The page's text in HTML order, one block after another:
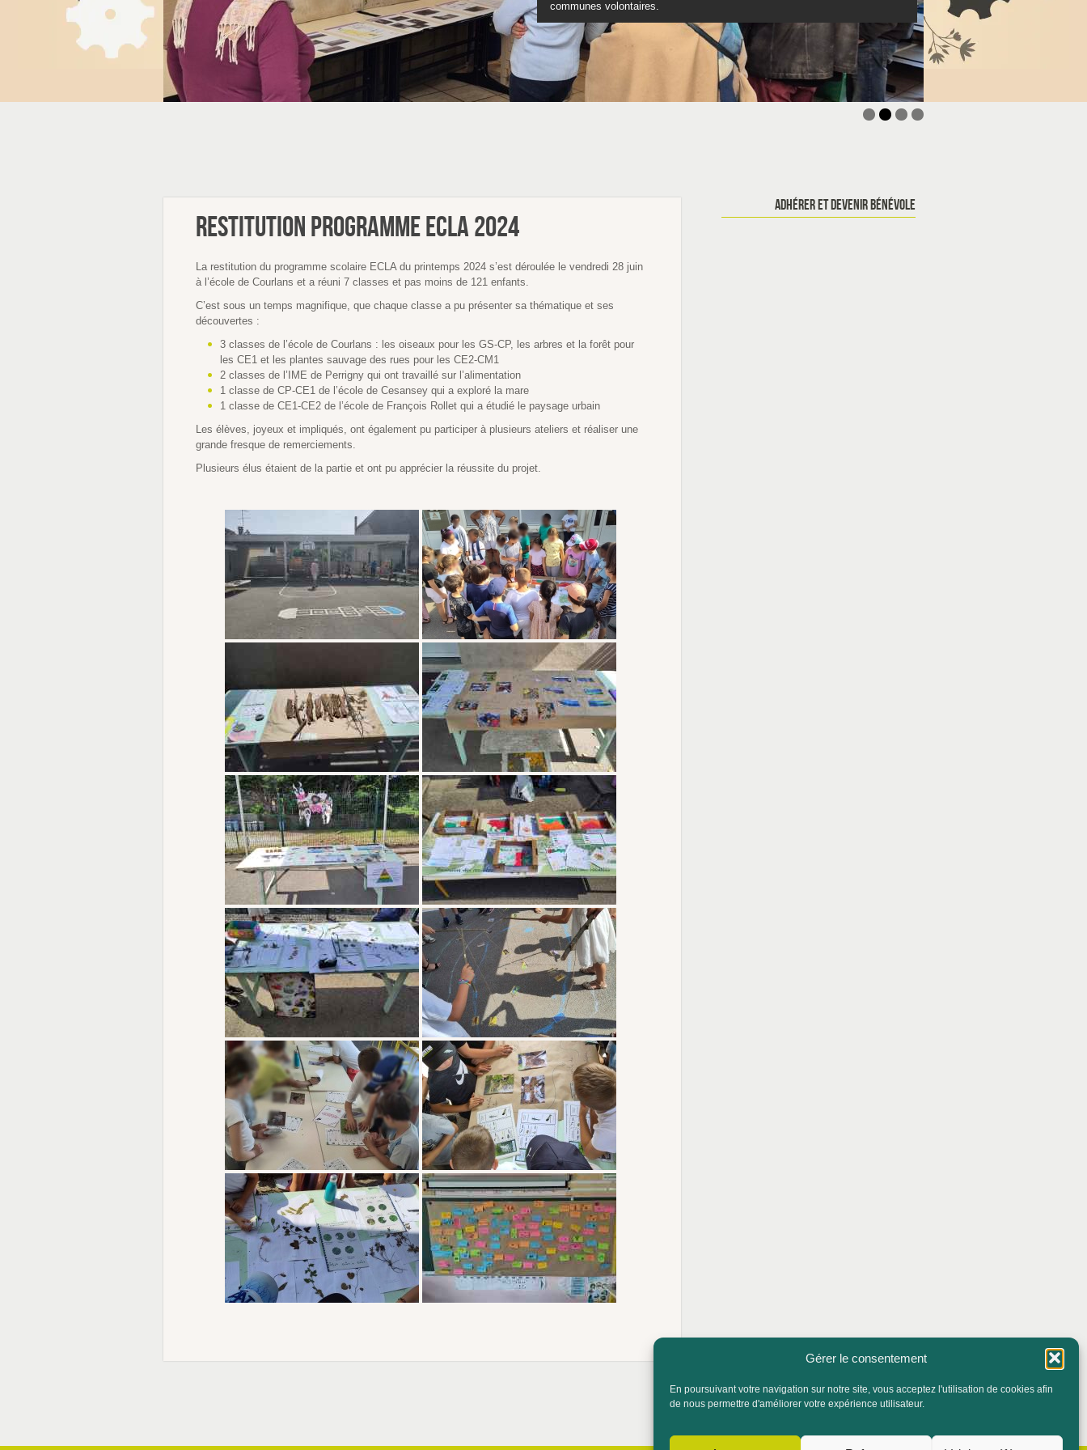
Gérer le consentement
En poursuivant votre navigation sur notre site, vous acceptez l'utilisation de cookies afin
de nous permettre d'améliorer votre expérience utilisateur.
Tu as entre 12 et 17 ans ? Rejoins le secteur ado à Sellières !
communes volontaires.
Découvrez nos programmes scolaires d'éducation à l'environnement !
Feuilletez le catalogue de formations 2026
Restitution programme ECLA 2024
La restitution du programme scolaire ECLA du printemps 2024 s’est déroulée le vendredi 28 juin
à l’école de Courlans et a réuni 7 classes et pas moins de 121 enfants.
C’est sous un temps magnifique, que chaque classe a pu présenter sa thématique et ses
découvertes :
3 classes de l’école de Courlans : les oiseaux pour les GS-CP, les arbres et la forêt pour
les CE1 et les plantes sauvage des rues pour les CE2-CM1
2 classes de l’IME de Perrigny qui ont travaillé sur l’alimentation
1 classe de CP-CE1 de l’école de Cesansey qui a exploré la mare
1 classe de CE1-CE2 de l’école de François Rollet qui a étudié le paysage urbain
Les élèves, joyeux et impliqués, ont également pu participer à plusieurs ateliers et réaliser une
grande fresque de remerciements.
Plusieurs élus étaient de la partie et ont pu apprécier la réussite du projet.
ADHÉRER ET DEVENIR BÉNÉVOLE